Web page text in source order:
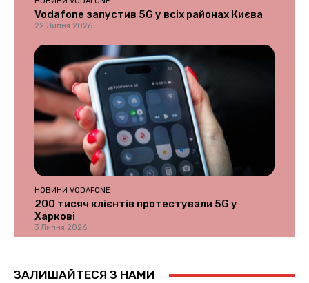
Vodafone запустив 5G у всіх районах Києва
22 Липня 2026
НОВИНИ VODAFONE
200 тисяч клієнтів протестували 5G у
Харкові
3 Липня 2026
ЗАЛИШАЙТЕСЯ З НАМИ